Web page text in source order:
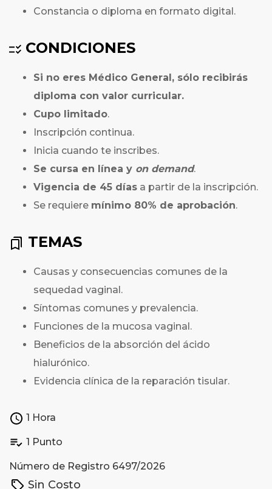
Constancia o diploma en formato digital.
CONDICIONES
Si no eres Médico General, sólo recibirás
diploma con valor curricular.
Cupo limitado.
Inscripción continua.
Inicia cuando te inscribes.
Se cursa en línea y on demand.
Vigencia de 45 días a partir de la inscripción.
Se requiere mínimo 80% de aprobación.
TEMAS
Causas y consecuencias comunes de la
sequedad vaginal.
Síntomas comunes y prevalencia.
Funciones de la mucosa vaginal.
Beneficios de la absorción del ácido
hialurónico.
Evidencia clínica de la reparación tisular.
1 Hora
1 Punto
Número de Registro 6497/2026
Sin Costo